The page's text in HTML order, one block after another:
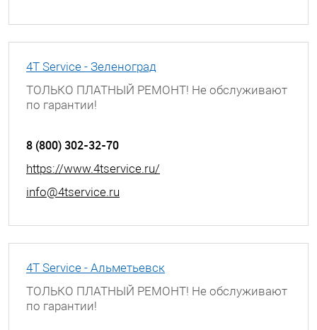
4T Service - Зеленоград
ТОЛЬКО ПЛАТНЫЙ РЕМОНТ! Не обслуживают
по гарантии!
8 (800) 302-32-70
https://www.4tservice.ru/
info@4tservice.ru
4T Service - Альметьевск
ТОЛЬКО ПЛАТНЫЙ РЕМОНТ! Не обслуживают
по гарантии!